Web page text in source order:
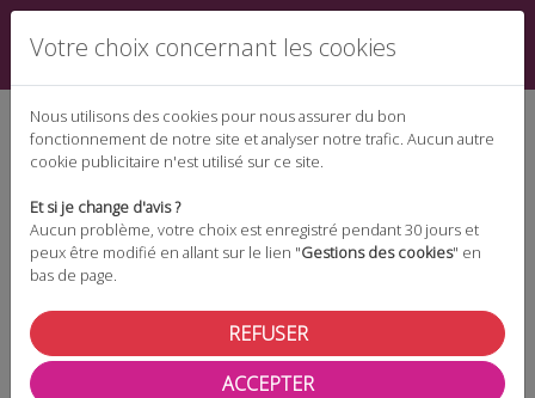
Espace téléchargement
Espace adhérent
Votre choix concernant les cookies
Nous utilisons des cookies pour nous assurer du bon
fonctionnement de notre site et analyser notre trafic. Aucun autre
cookie publicitaire n'est utilisé sur ce site.
Et si je change d'avis ?
Aucun problème, votre choix est enregistré pendant 30 jours et
peux être modifié en allant sur le lien "Gestions des cookies" en
bas de page.
REFUSER
ACCEPTER